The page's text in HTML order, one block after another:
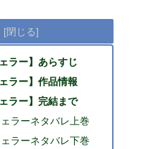
ラー】あらすじ
ラー】作品情報
ラー】完結まで
ラーネタバレ上巻
ラーネタバレ下巻